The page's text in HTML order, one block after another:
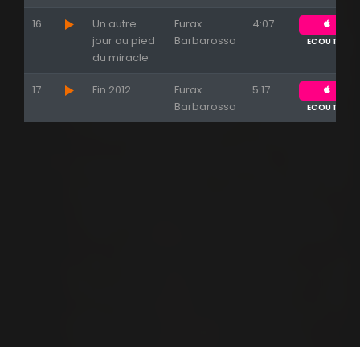
16
Un autre
jour au pied
du miracle
Furax
Barbarossa
4:07
ECOUTER
17 Fin 2012
Furax
Barbarossa
5:17
ECOUTER